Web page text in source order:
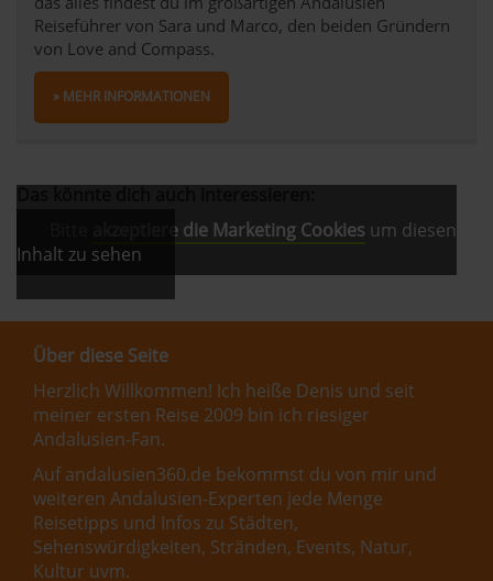
Reiseführer von Sara und Marco, den beiden Gründern
von Love and Compass.
» MEHR INFORMATIONEN
akzeptiere die Marketing Cookies um diesen
Inhalt zu sehen
Über diese Seite
Herzlich Willkommen! Ich heiße Denis und seit
meiner ersten Reise 2009 bin ich riesiger
Andalusien-Fan.
Auf andalusien360.de bekommst du von mir und
weiteren Andalusien-Experten jede Menge
Reisetipps und Infos zu Städten,
Sehenswürdigkeiten, Stränden, Events, Natur,
Kultur uvm.